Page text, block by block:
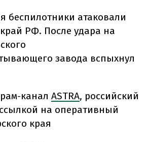
беспилотники атаковали
РФ. После удара на
завода вспыхнул
канал ASTRA, российский
на оперативный
края